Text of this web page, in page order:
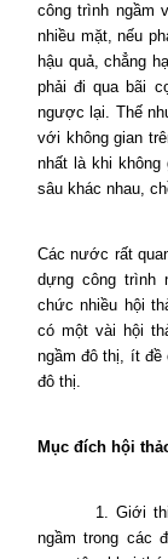
công trình ngầm
nhiều mặt, nếu
hậu quả, chẳng
phải đi qua bãi
ngược lại. Thế
với không gian
nhất là khi
sâu khác nhau,
Các nước rất
dựng công trình
chức nhiều hội
có một vài hội
ngầm đô thị, ít đề
đô thị.
Mục đích hội
1. Giới
ngầm trong các